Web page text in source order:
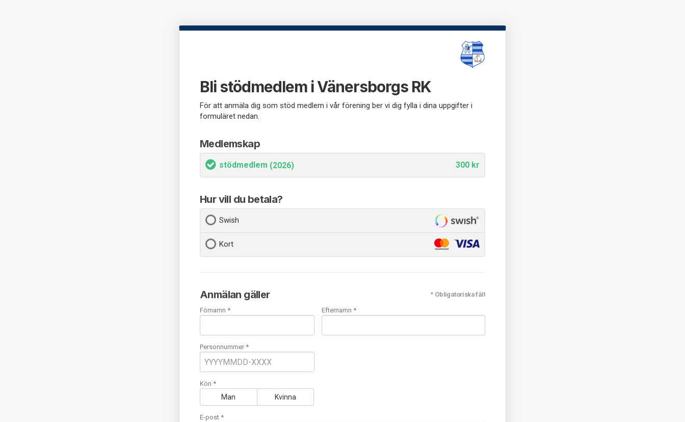
Bli stödmedlem i Vänersborgs RK
För att anmäla dig som stöd medlem i vår förening ber vi dig fylla i dina uppgifter i
formuläret nedan.
Medlemskap
stödmedlem (2026) 300 kr
Hur vill du betala?
Swish
Kort
Anmälan gäller * Obligatoriska fält
Förnamn * Efternamn *
Personnummer *
Kön *
Man Kvinna
E-post *